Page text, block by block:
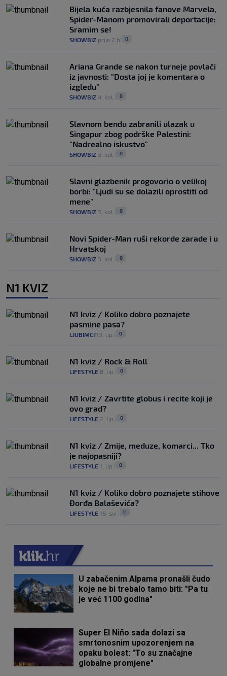
Bijela kuća razbjesnila fanove Marvela,
Spider-Manom promovirali deportacije:
Sramim se!
SHOWBIZ prije 2 h 0
Ariana Grande se nakon turneje povlači
iz javnosti: "Dosta joj je komentara o
izgledu"
SHOWBIZ 4. kol. 0
Slavnom bendu zabranili ulazak u
Singapur zbog podrške Palestini:
"Nadrealno iskustvo"
SHOWBIZ 3. kol. 0
Slavni glazbenik progovorio o velikoj
borbi: "Ljudi su se dolazili oprostiti od
mene"
SHOWBIZ 3. kol. 0
Novi Spider-Man ruši rekorde zarade i u
Hrvatskoj
SHOWBIZ 3. kol. 0
N1 KVIZ
N1 kviz / Koliko dobro poznajete
pasmine pasa?
LJUBIMCI 13. lip. 0
N1 kviz / Rock & Roll
LIFESTYLE 8. lip. 0
N1 kviz / Zavrtite globus i recite koji je
ovo grad?
LIFESTYLE 2. lip. 0
N1 kviz / Zmije, meduze, komarci... Tko
je najopasniji?
LIFESTYLE 1. lip. 0
N1 kviz / Koliko dobro poznajete stihove
Đorđa Balaševića?
LIFESTYLE 18. svi. 11
U zabačenim Alpama pronašli čudo
koje ne bi trebalo tamo biti: "Pa tu
je već 1100 godina"
Super El Niño sada dolazi sa
smrtonosnim upozorenjem na
opaku bolest: "To su značajne
globalne promjene"